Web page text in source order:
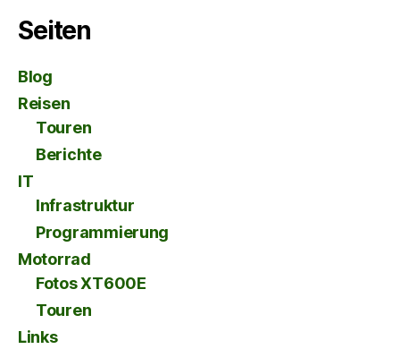
Seiten
Blog
Reisen
Touren
Berichte
IT
Infrastruktur
Programmierung
Motorrad
Fotos XT600E
Touren
Links